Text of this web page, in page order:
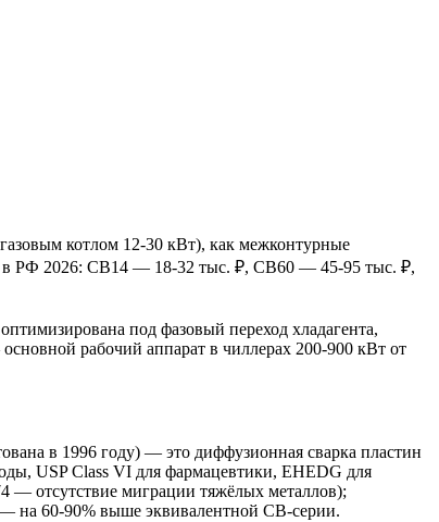
котлом 12-30 кВт), как межконтурные
в РФ 2026: CB14 — 18-32 тыс. ₽, CB60 — 45-95 тыс. ₽,
под фазовый переход хладагента,
рабочий аппарат в чиллерах 200-900 кВт от
в 1996 году) — это диффузионная сварка пластин
USP Class VI для фармацевтики, EHEDG для
отсутствие миграции тяжёлых металлов);
на 60-90% выше эквивалентной CB-серии.